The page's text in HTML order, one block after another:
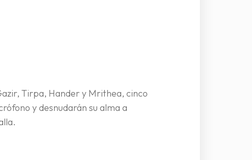
Tirpa, Hander y Mrithea, cinco
y desnudarán su alma a